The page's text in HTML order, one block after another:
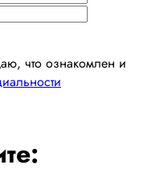
что ознакомлен и